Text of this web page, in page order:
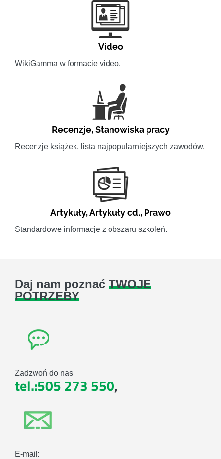
Video
WikiGamma w formacie video.
Recenzje,Stanowiska pracy
Recenzje książek, lista najpopularniejszych zawodów.
Artykuły,Artykuły cd., Prawo
Standardowe informacje z obszaru szkoleń.
Daj nam poznać TWOJE
POTRZEBY
Zadzwoń do nas:
tel.:505 273 550,
E-mail: